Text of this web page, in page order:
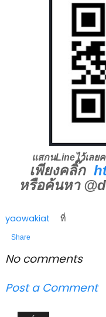
แสกนLineไว้เลย
เพียงคลิ๊ก
หรือค้นหา
yaowakiat ที่
Share
No comments
Post a Comment